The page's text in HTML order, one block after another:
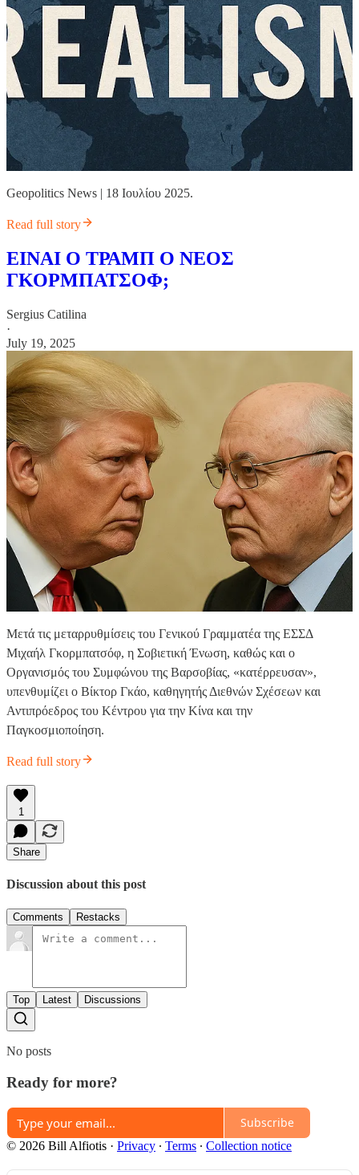
Geopolitics News | 18 Ιουλίου 2025.
Read full story
ΕΙΝΑΙ Ο ΤΡΑΜΠ Ο ΝΕΟΣ
ΓΚΟΡΜΠΑΤΣΟΦ;
Sergius Catilina
·
July 19, 2025
Μετά τις μεταρρυθμίσεις του Γενικού Γραμματέα της ΕΣΣΔ
Μιχαήλ Γκορμπατσόφ, η Σοβιετική Ένωση, καθώς και ο
Οργανισμός του Συμφώνου της Βαρσοβίας, «κατέρρευσαν»,
υπενθυμίζει ο Βίκτορ Γκάο, καθηγητής Διεθνών Σχέσεων και
Αντιπρόεδρος του Κέντρου για την Κίνα και την
Παγκοσμιοποίηση.
Read full story
1
Share
Discussion about this post
Comments Restacks
Top Latest Discussions
No posts
Ready for more?
Subscribe
© 2026 Bill Alfiotis · Privacy ∙ Terms ∙ Collection notice